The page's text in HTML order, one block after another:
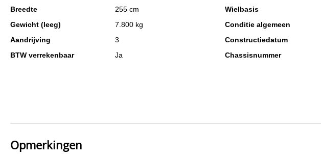
Breedte
255 cm Wielbasis
Gewicht (leeg)
7.800 kg Conditie algemeen
Aandrijving
3 Constructiedatum
BTW verrekenbaar
Ja Chassisnummer
Opmerkingen